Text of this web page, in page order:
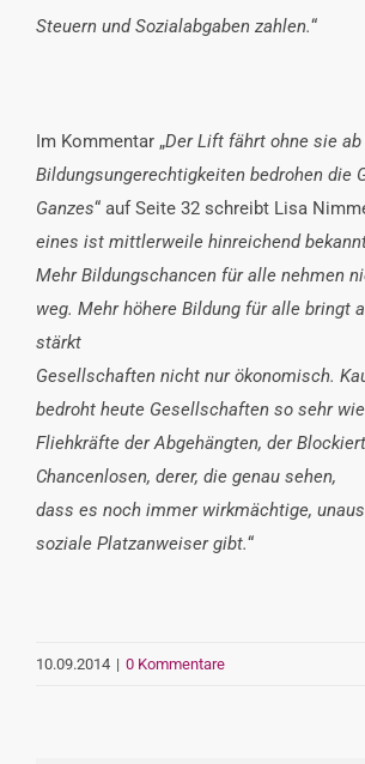
Steuern und Sozialabgaben zahlen.“
Im Kommentar „Der Lift fährt ohne sie
Bildungsungerechtigkeiten bedrohen die
Ganzes“ auf Seite 32 schreibt Lisa
eines ist mittlerweile hinreichend
Mehr Bildungschancen für alle nehmen
weg. Mehr höhere Bildung für alle bringt
stärkt
Gesellschaften nicht nur ökonomisch.
bedroht heute Gesellschaften so sehr
Fliehkräfte der Abgehängten, der
Chancenlosen, derer, die genau sehen,
dass es noch immer wirkmächtige,
soziale Platzanweiser gibt.“
10.09.2014 | 0 Kommentare